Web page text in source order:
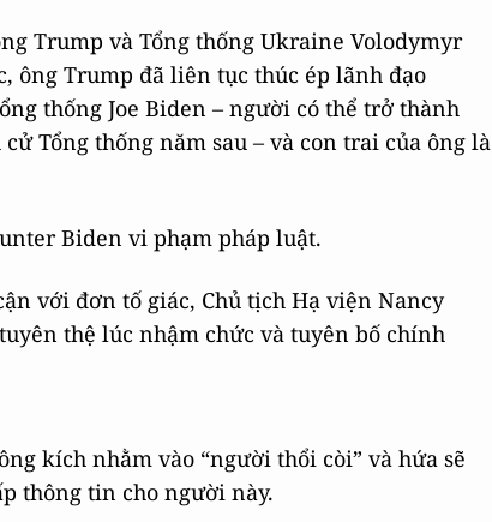
Trump và Tổng thống Ukraine Volodymyr
ông Trump đã liên tục thúc ép lãnh đạo
thống Joe Biden – người có thể trở thành
Tổng thống năm sau – và con trai của ông là
Biden vi phạm pháp luật.
với đơn tố giác, Chủ tịch Hạ viện Nancy
thệ lúc nhậm chức và tuyên bố chính
kích nhằm vào “người thổi còi” và hứa sẽ
thông tin cho người này.